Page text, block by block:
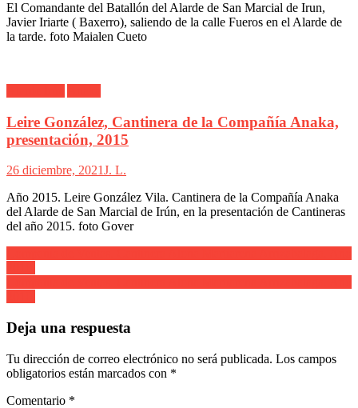
El Comandante del Batallón del Alarde de San Marcial de Irun,
Javier Iriarte ( Baxerro), saliendo de la calle Fueros en el Alarde de
la tarde. foto Maialen Cueto
Leire González, Cantinera de la Compañía Anaka,
presentación, 2015
26 diciembre, 2021J. L.
Año 2015. Leire González Vila. Cantinera de la Compañía Anaka
del Alarde de San Marcial de Irún, en la presentación de Cantineras
del año 2015. foto Gover
Navegación
de
entradas
Deja una respuesta
Tu dirección de correo electrónico no será publicada. Los campos
obligatorios están marcados con *
Comentario *